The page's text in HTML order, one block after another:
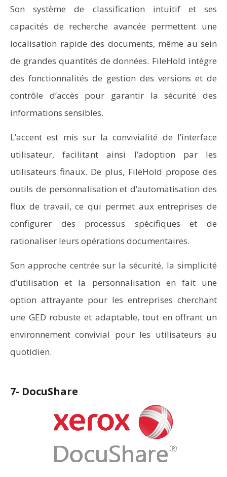
Son système de classification intuitif et ses
capacités de recherche avancée permettent une
localisation rapide des documents, même au sein
de grandes quantités de données. FileHold intègre
des fonctionnalités de gestion des versions et de
contrôle d’accès pour garantir la sécurité des
informations sensibles.
L’accent est mis sur la convivialité de l’interface
utilisateur, facilitant ainsi l’adoption par les
utilisateurs finaux. De plus, FileHold propose des
outils de personnalisation et d’automatisation des
flux de travail, ce qui permet aux entreprises de
configurer des processus spécifiques et de
rationaliser leurs opérations documentaires.
Son approche centrée sur la sécurité, la simplicité
d’utilisation et la personnalisation en fait une
option attrayante pour les entreprises cherchant
une GED robuste et adaptable, tout en offrant un
environnement convivial pour les utilisateurs au
quotidien.
7- DocuShare